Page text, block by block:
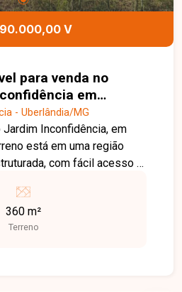
V
para venda no
em
- Uberlândia/MG
Inconfidência, em
está em uma região
com fácil acesso a
praticidade e excelente
em
proporcionando espaço
360 m²
Terreno